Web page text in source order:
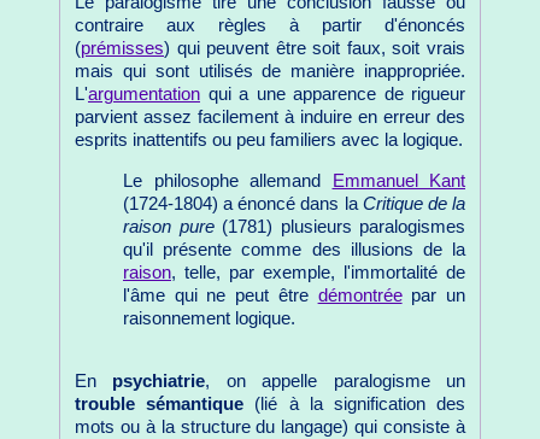
contraire aux règles à partir d'énoncés
(prémisses) qui peuvent être soit faux, soit vrais
mais qui sont utilisés de manière inappropriée.
L'argumentation qui a une apparence de rigueur
parvient assez facilement à induire en erreur des
esprits inattentifs ou peu familiers avec la logique.
Le philosophe allemand
Emmanuel Kant
(1724-1804) a énoncé dans la Critique de la
raison pure(1781) plusieurs paralogismes
qu'il présente comme des illusions de la
raison, telle, par exemple, l'immortalité de
l'âme qui ne peut être démontréepar un
raisonnement logique.
En psychiatrie, on appelle paralogisme un
trouble sémantique (lié à la signification des
mots ou à la structure du langage) qui consiste à